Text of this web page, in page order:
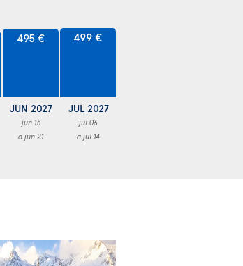
495 €
JUN 2027
jun 15
a jun 21
499 €
JUL 2027
jul 06
a jul 14